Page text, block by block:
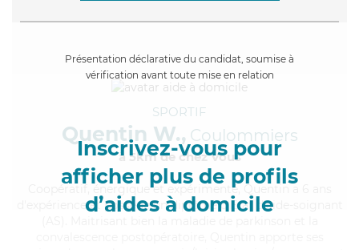
Présentation déclarative du candidat, soumise à
vérification avant toute mise en relation
Inscrivez-vous pour
afficher plus de profils
d’aides à domicile
SPORTIF
Quentin W., Coulommiers
à 5km de chez Vous
, énergique et expérimenté, Quentin a 6 ans
d'expérience et possède un diplôme d'Etat d'aide-soignant